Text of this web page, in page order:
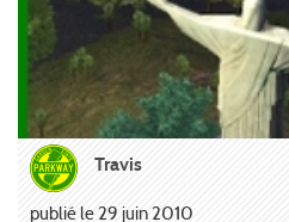
Travis
publié le 29 juin 2010